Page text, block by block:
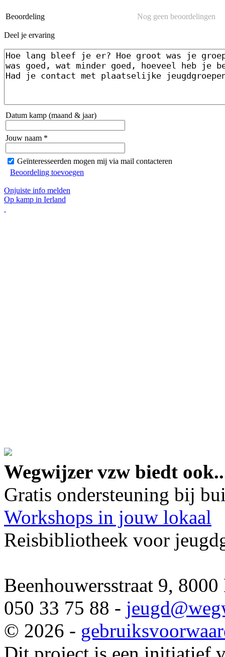
Beoordeling Nog geen beoordelingen
Deel je ervaring
Datum kamp (maand & jaar)
Jouw naam *
Geïnteresseerden mogen mij via mail contacteren
Beoordeling toevoegen
Onjuiste info melden
Op kamp in Ierland
Wegwijzer vzw biedt
Gratis ondersteuning bij
Workshops in jouw lokaal
Reisbibliotheek voor
Beenhouwersstraat 9,
050 33 75 88 - jeugd
© 2026 -